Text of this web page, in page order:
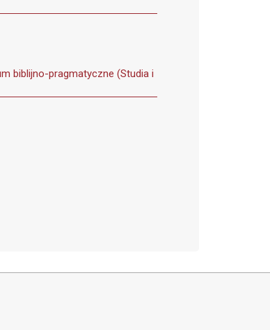
biblijno-pragmatyczne (Studia i